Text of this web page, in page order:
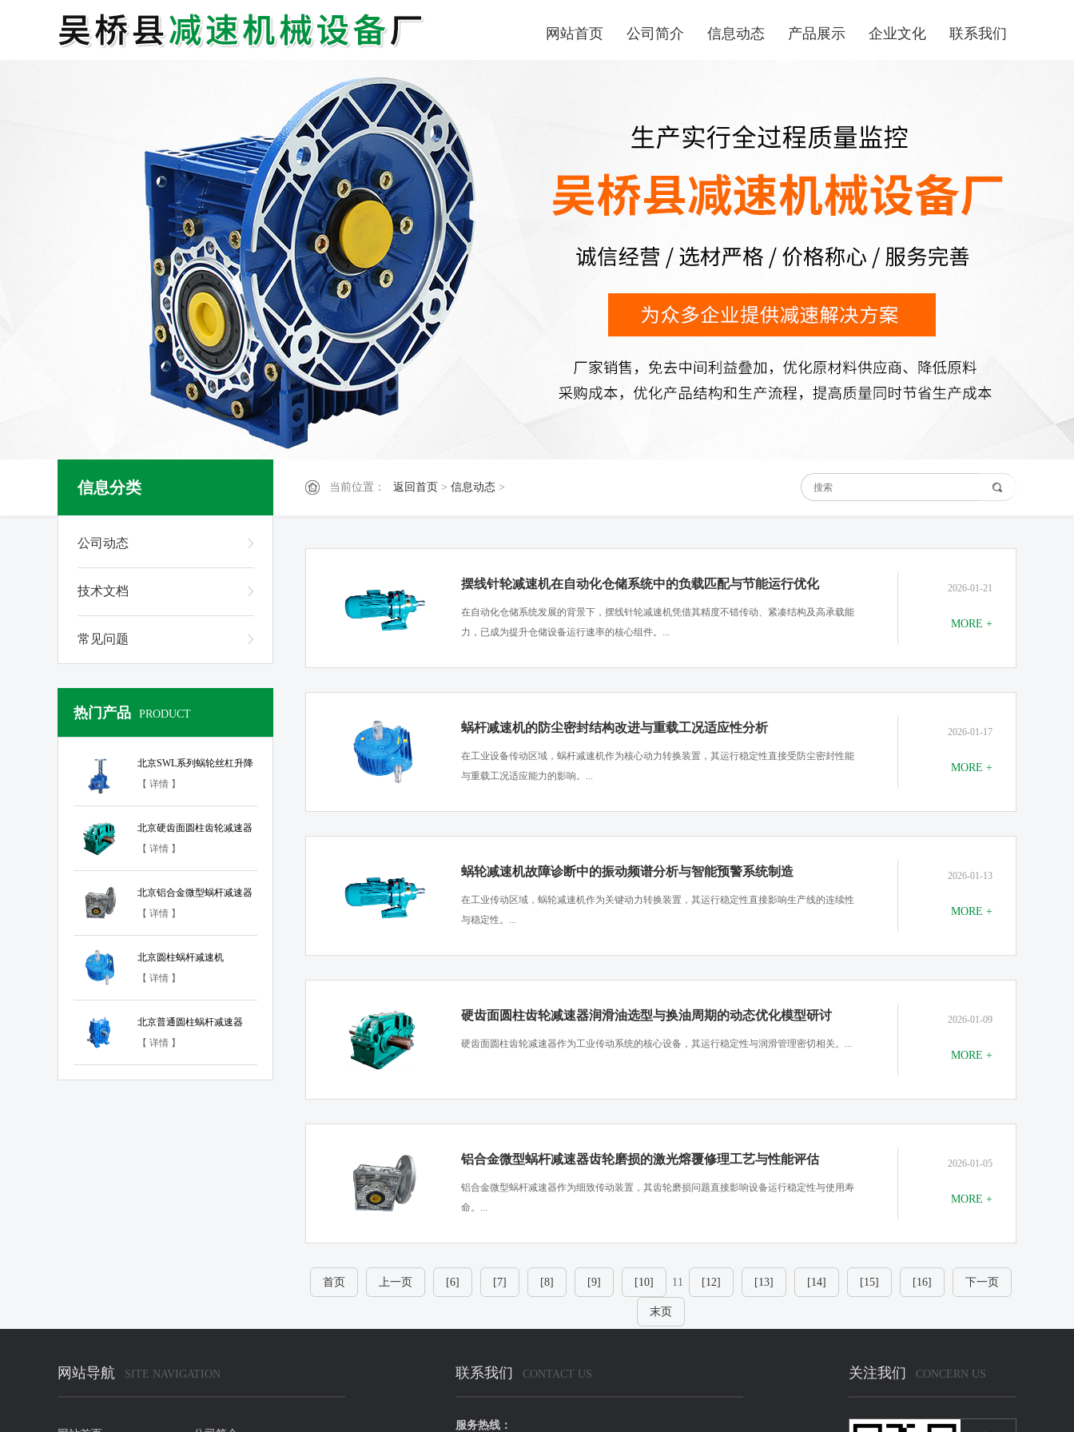
网站首页 公司简介 信息动态 产品展示 企业文化 联系我们
当前位置： 返回首页 > 信息动态 >
信息分类
公司动态
技术文档
常见问题
热门产品 PRODUCT
北京SWL系列蜗轮丝杠升降
机【 详情 】
北京硬齿面圆柱齿轮减速器
【 详情 】
北京铝合金微型蜗杆减速器
【 详情 】
北京圆柱蜗杆减速机
【 详情 】
北京普通圆柱蜗杆减速器
【 详情 】
摆线针轮减速机在自动化仓储系统中的负载匹配与节能运行优化
​在自动化仓储系统发展的背景下，摆线针轮减速机凭借其精度不错传动、紧凑结构及高承载能
力，已成为提升仓储设备运行速率的核心组件。...
2026-01-21
MORE +
蜗杆减速机的防尘密封结构改进与重载工况适应性分析
​在工业设备传动区域，蜗杆减速机作为核心动力转换装置，其运行稳定性直接受防尘密封性能
与重载工况适应能力的影响。...
2026-01-17
MORE +
蜗轮减速机故障诊断中的振动频谱分析与智能预警系统制造
​在工业传动区域，蜗轮减速机作为关键动力转换装置，其运行稳定性直接影响生产线的连续性
与稳定性。...
2026-01-13
MORE +
硬齿面圆柱齿轮减速器润滑油选型与换油周期的动态优化模型研讨
​硬齿面圆柱齿轮减速器作为工业传动系统的核心设备，其运行稳定性与润滑管理密切相关。...
2026-01-09
MORE +
铝合金微型蜗杆减速器齿轮磨损的激光熔覆修理工艺与性能评估
​铝合金微型蜗杆减速器作为细致传动装置，其齿轮磨损问题直接影响设备运行稳定性与使用寿
命。...
2026-01-05
MORE +
首页 上一页 [6] [7] [8] [9] [10] 11 [12] [13] [14] [15] [16] 下一页
末页
网站导航 SITE NAVIGATION 联系我们 CONTACT US
服务热线：
关注我们 CONCERN US